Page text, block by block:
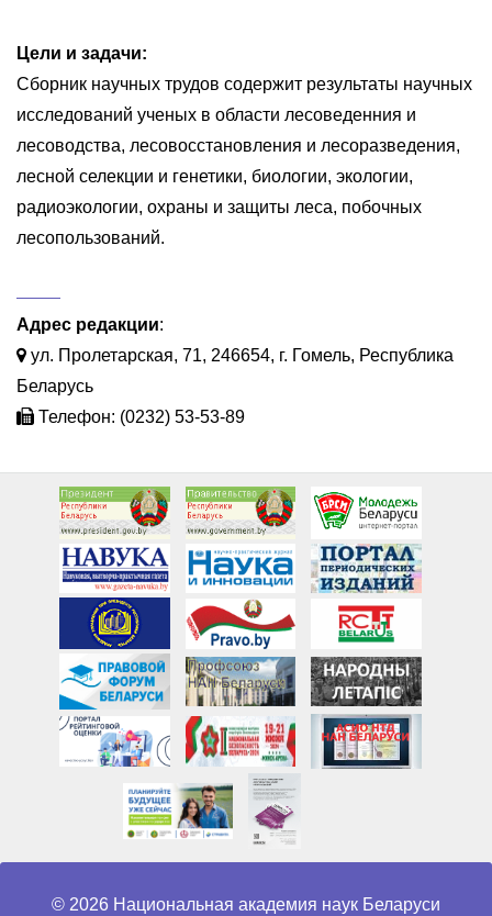
Цели и задачи:
Сборник научных трудов содержит результаты научных
исследований ученых в области лесоведенния и
лесоводства, лесовосстановления и лесоразведения,
лесной селекции и генетики, биологии, экологии,
радиоэкологии, охраны и защиты леса, побочных
лесопользований.
Адрес редакции:
ул. Пролетарская, 71, 246654, г. Гомель, Республика
Беларусь
Телефон: (0232) 53-53-89
© 2026 Национальная академия наук Беларуси